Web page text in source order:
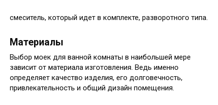
смеситель, который идет в комплекте, разворотного типа.
Материалы
Выбор моек для ванной комнаты в наибольшей мере
зависит от материала изготовления. Ведь именно
определяет качество изделия, его долговечность,
привлекательность и общий дизайн помещения.